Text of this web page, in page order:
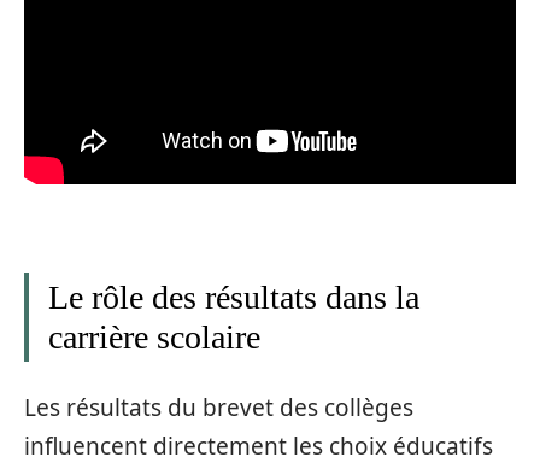
Le rôle des résultats dans la
carrière scolaire
Les résultats du brevet des collèges
influencent directement les choix éducatifs